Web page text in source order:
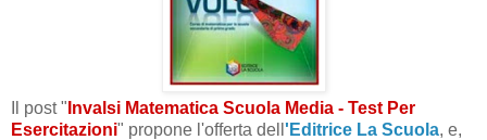
Il post " Invalsi Matematica Scuola Media - Test Per
Esercitazioni" propone l'offerta dell 'Editrice La Scuola, e,